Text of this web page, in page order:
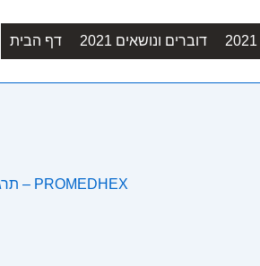
Main
Navigation
דף הבית דוברים ונושאים 2021
תרגיל חירום בינלאומי למענה לנכסי מורשת תרבות לאחר רעידות אדמה – PROMEDHEX